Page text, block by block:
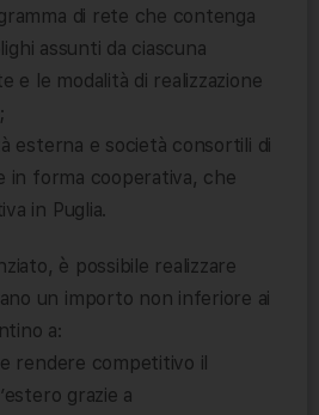
di rete che contenga
assunti da ciascuna
e le modalità di realizzazione
esterna e società consortili di
in forma cooperativa, che
in Puglia.
è possibile realizzare
un importo non inferiore ai
a:
rendere competitivo il
grazie a